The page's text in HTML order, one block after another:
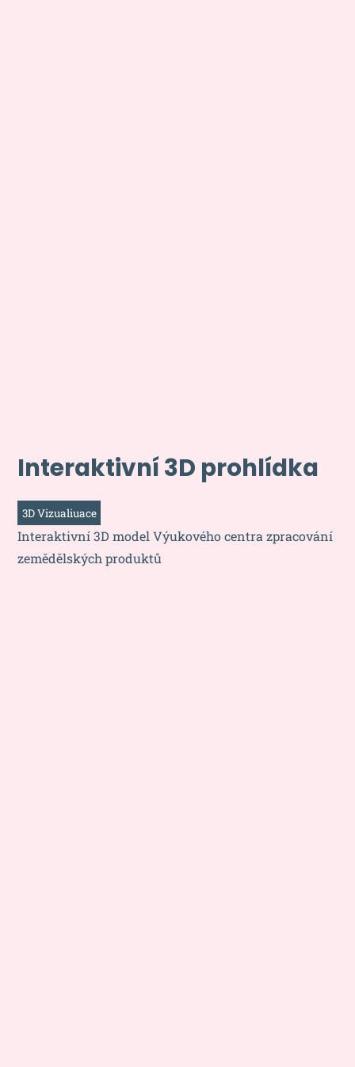
Interaktivní 3D prohlídka
3D Vizualiuace
Interaktivní 3D model Výukového centra zpracování
zemědělských produktů